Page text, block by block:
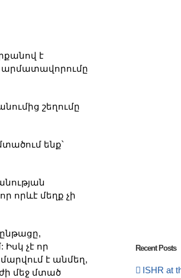
է
արմատավորումը
շեղումը
ենք՝
որևէ մեղք չի
չէ որ
է անմեղ,
մեջ մտած
Recent Posts
ISHR at